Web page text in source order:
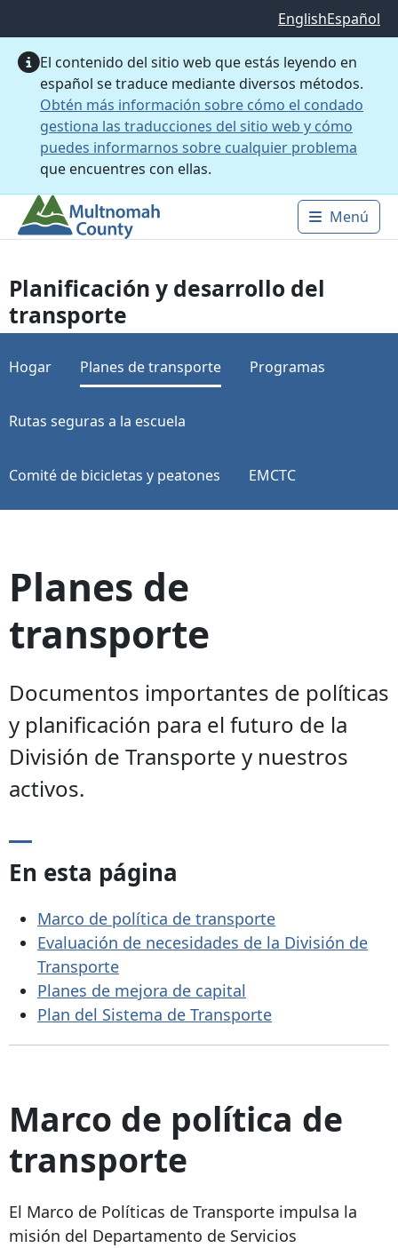
EnglishEspañol
El contenido del sitio web que estás leyendo en
español se traduce mediante diversos métodos.
Obtén más información sobre cómo el condado
gestiona las traducciones del sitio web y cómo
puedes informarnos sobre cualquier problema
que encuentres con ellas.
Main
Menú
Planificación y desarrollo del
transporte
Hogar Planes de transporte Programas
Rutas seguras a la escuela
Comité de bicicletas y peatones EMCTC
Planes de
transporte
Documentos importantes de políticas
y planificación para el futuro de la
División de Transporte y nuestros
activos.
En esta página
Marco de política de transporte
Evaluación de necesidades de la División de
Transporte
Planes de mejora de capital
Plan del Sistema de Transporte
Marco de política de
transporte
El Marco de Políticas de Transporte impulsa la
misión del Departamento de Servicios